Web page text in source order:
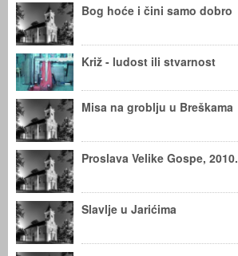
Bog hoće i čini samo dobro
Križ - ludost ili stvarnost
Misa na groblju u Breškama
Proslava Velike Gospe, 2010.
Slavlje u Jarićima